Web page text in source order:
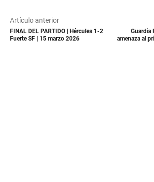
Artículo anterior
FINAL DEL PARTIDO | Hércules 1-2
Fuerte SF | 15 marzo 2026
Guardia
amenaza al